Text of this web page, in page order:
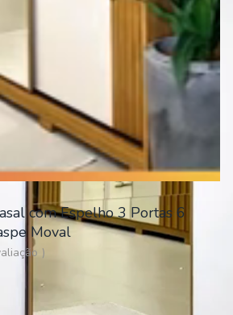
com Espelho 3 Portas 6
Moval